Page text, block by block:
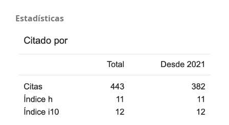
Estadísticas